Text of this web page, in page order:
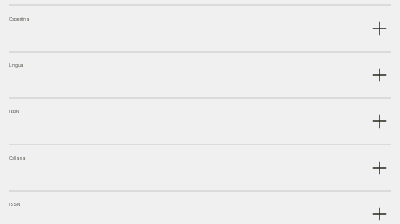
Copertina
Lingua
ISBN
Collana
ISSN